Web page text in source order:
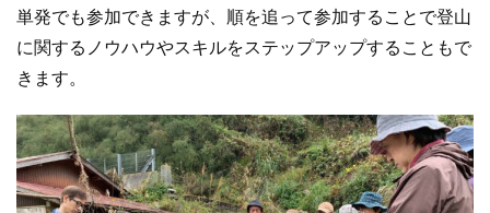
単発でも参加できますが、順を追って参加することで登山
に関するノウハウやスキルをステップアップすることもで
きます。